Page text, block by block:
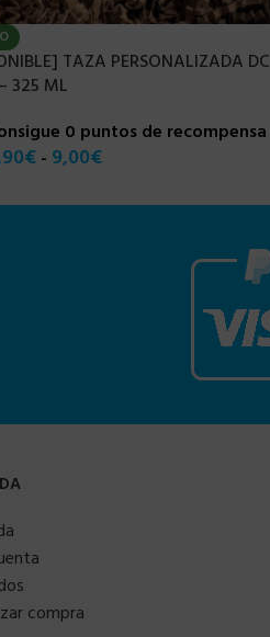
TAZA PERSONALIZADA DC
325 ML
0 puntos de recompensa
€- 9,00€
compra